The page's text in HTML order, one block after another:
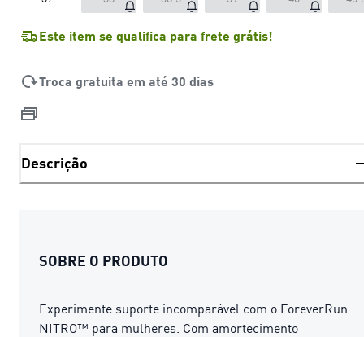
Este item se qualifica para frete grátis!
Troca gratuita em até 30 dias
Descrição
SOBRE O PRODUTO
Experimente suporte incomparável com o ForeverRun
NITRO™ para mulheres. Com amortecimento